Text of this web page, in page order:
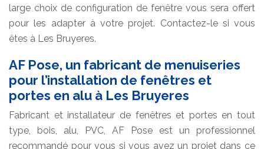
large choix de configuration de fenêtre vous sera offert
pour les adapter à votre projet. Contactez-le si vous
êtes à Les Bruyeres.
AF Pose, un fabricant de menuiseries
pour l’installation de fenêtres et
portes en alu à Les Bruyeres
Fabricant et installateur de fenêtres et portes en tout
type, bois, alu, PVC, AF Pose est un professionnel
recommandé pour vous si vous avez un projet dans ce